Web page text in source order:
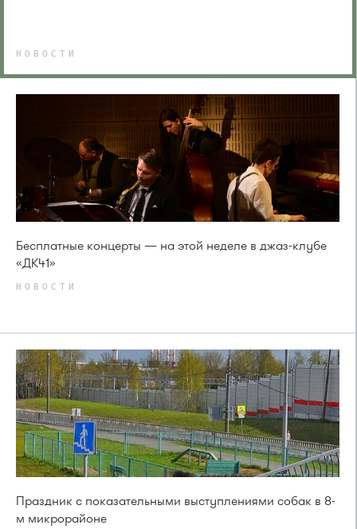
НОВОСТИ
Бесплатные концерты — на этой неделе в джаз-клубе
«ДК41»
НОВОСТИ
Праздник с показательными выступлениями собак в 8-
м микрорайоне